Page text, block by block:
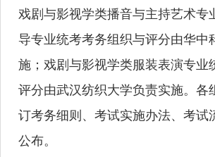
戏剧与影视学类播音与主持艺术专
导专业统考考务组织与评分由华中
施；戏剧与影视学类服装表演专业
评分由武汉纺织大学负责实施。各
订考务细则、考试实施办法、考试
公布。